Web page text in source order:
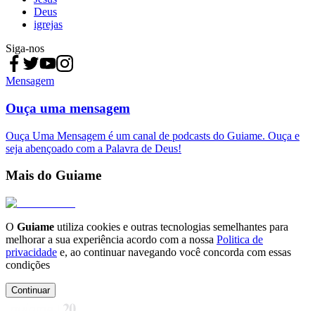
Deus
igrejas
Siga-nos
Mensagem
Ouça uma mensagem
Ouça Uma Mensagem é um canal de podcasts do Guiame. Ouça e
seja abençoado com a Palavra de Deus!
Mais do Guiame
O Guiame utiliza cookies e outras tecnologias semelhantes para
melhorar a sua experiência acordo com a nossa Politica de
privacidade e, ao continuar navegando você concorda com essas
condições
Continuar